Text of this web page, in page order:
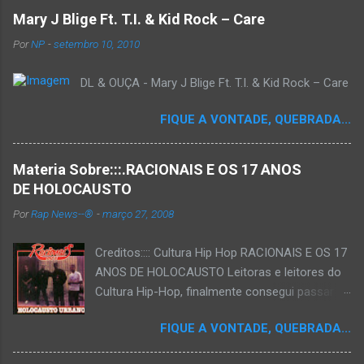
Mary J Blige Ft. T.I. & Kid Rock – Care
PorNP -setembro 10, 2010
DL & OUÇA - Mary J Blige Ft. T.I. & Kid Rock – Care
FIQUE A VONTADE, QUEBRADA...
Materia Sobre:::.RACIONAIS E OS 17 ANOS
DE HOLOCAUSTO
PorRap News--® -março 27, 2008
Creditos:::: Cultura Hip Hop RACIONAIS E OS 17
ANOS DE HOLOCAUSTO Leitoras e leitores do
Cultura Hip-Hop, finalmente consegui passar
que há muito tempo vinha maturando: uma
espécie de "ensaio-tributo" ao disco mais
FIQUE A VONTADE, QUEBRADA...